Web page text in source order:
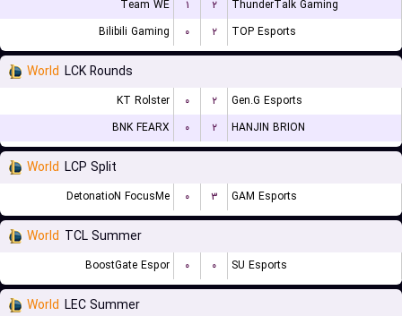
Team WE
۱ ۲
ThunderTalk Gaming
Bilibili Gaming
۰ ۲ TOP Esports
World LCK Rounds
KT Rolster ۰ ۲
Gen.G Esports
BNK FEARX
۰ ۲ HANJIN BRION
World LCP Split
DetonatioN FocusMe ۰ ۳ GAM Esports
World TCL Summer
BoostGate Espor ۰ ۰ SU Esports
World LEC Summer